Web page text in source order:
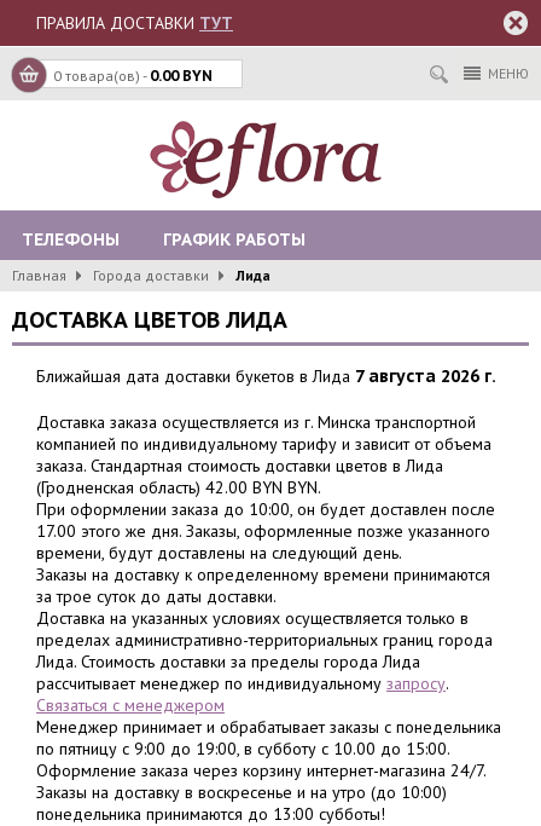
ПРАВИЛА ДОСТАВКИ ТУТ
0 товара(ов) - 0.00 BYN МЕНЮ
ТЕЛЕФОНЫ ГРАФИК РАБОТЫ
Главная Города доставки Лида
ДОСТАВКА ЦВЕТОВ ЛИДА
Ближайшая дата доставки букетов в Лида 7 августа 2026 г.
Доставка заказа осуществляется из г. Минска транспортной
компанией по индивидуальному тарифу и зависит от объема
заказа. Стандартная стоимость доставки цветов в Лида
(Гродненская область) 42.00 BYN BYN.
При оформлении заказа до 10:00, он будет доставлен после
17.00 этого же дня. Заказы, оформленные позже указанного
времени, будут доставлены на следующий день.
Заказы на доставку к определенному времени принимаются
за трое суток до даты доставки.
Доставка на указанных условиях осуществляется только в
пределах административно-территориальных границ города
Лида. Стоимость доставки за пределы города Лида
рассчитывает менеджер по индивидуальному запросу.
Связаться с менеджером
Менеджер принимает и обрабатывает заказы с понедельника
по пятницу с 9:00 до 19:00, в субботу с 10.00 до 15:00.
Оформление заказа через корзину интернет-магазина 24/7.
Заказы на доставку в воскресенье и на утро (до 10:00)
понедельника принимаются до 13:00 субботы!